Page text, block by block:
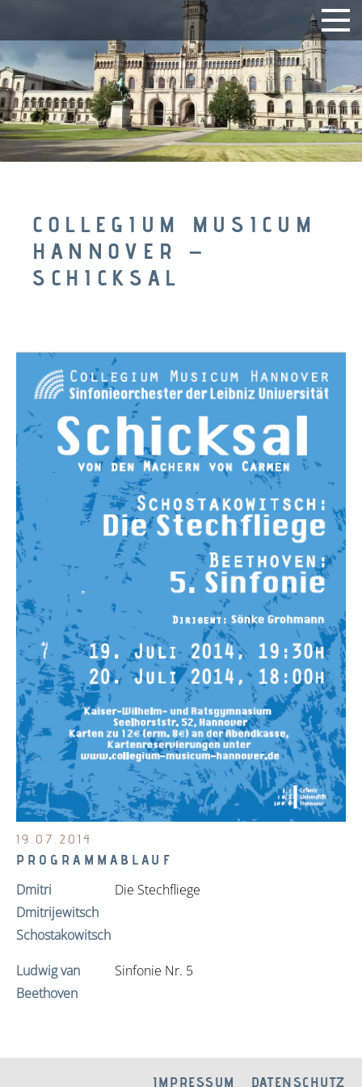
COLLEGIUM MUSICUM
HANNOVER –
SCHICKSAL
19.07.2014
PROGRAMMABLAUF
Dmitri
Dmitrijewitsch
Schostakowitsch
Die Stechfliege
Ludwig van
Beethoven
Sinfonie Nr. 5
IMPRESSUM DATENSCHUTZ